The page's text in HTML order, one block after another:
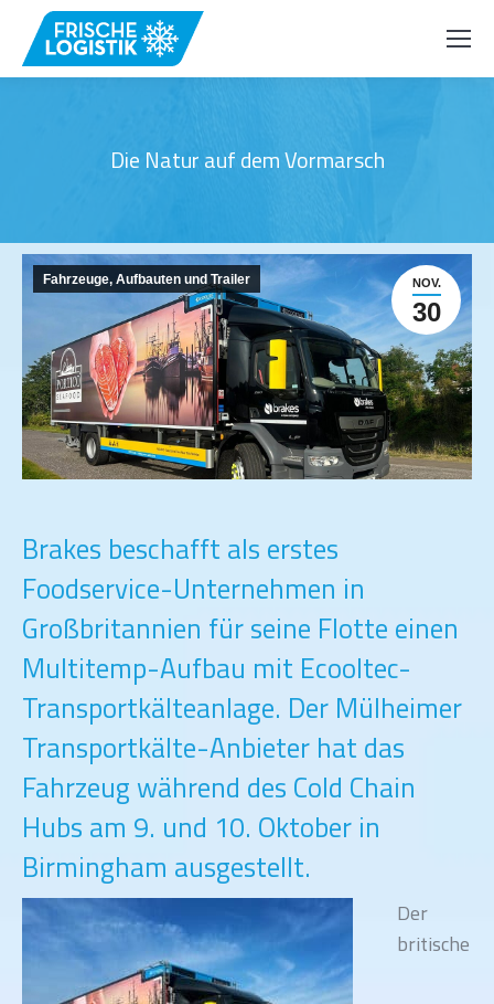
Die Natur auf dem Vormarsch
NOV.
30
Fahrzeuge, Aufbauten und Trailer
Brakes beschafft als erstes
Foodservice-Unternehmen in
Großbritannien für seine Flotte einen
Multitemp-Aufbau mit Ecooltec-
Transportkälteanlage. Der Mülheimer
Transportkälte-Anbieter hat das
Fahrzeug während des Cold Chain
Hubs am 9. und 10. Oktober in
Birmingham ausgestellt.
Der
britische